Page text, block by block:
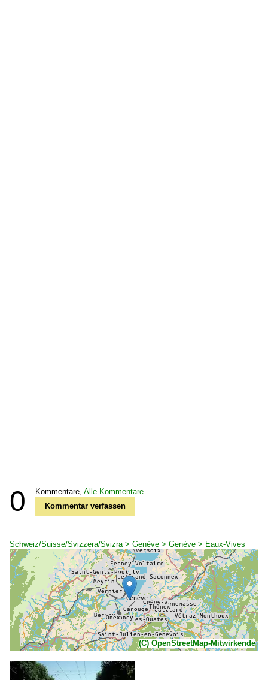
0 Kommentare, Alle Kommentare
Kommentar verfassen
Schweiz/Suisse/Svizzera/Svizra > Genève > Genève > Eaux-Vives
(C) OpenStreetMap-Mitwirkende